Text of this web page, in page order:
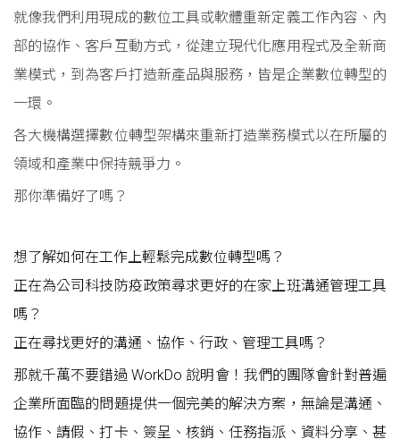
就像我們利用現成的數位工具或軟體重新定義工作內容、內
部的協作、客戶互動方式，從建立現代化應用程式及全新商
業模式，到為客戶打造新產品與服務，皆是企業數位轉型的
一環。
各大機構選擇數位轉型架構來重新打造業務模式以在所屬的
領域和產業中保持競爭力。
那你準備好了嗎？
想了解如何在工作上輕鬆完成數位轉型嗎？
正在為公司科技防疫政策尋求更好的在家上班溝通管理工具
嗎？
正在尋找更好的溝通、協作、行政、管理工具嗎？
那就千萬不要錯過 WorkDo 說明會！我們的團隊會針對普遍
企業所面臨的問題提供一個完美的解決方案，無論是溝通、
協作、請假、打卡、簽呈、核銷、任務指派、資料分享、甚